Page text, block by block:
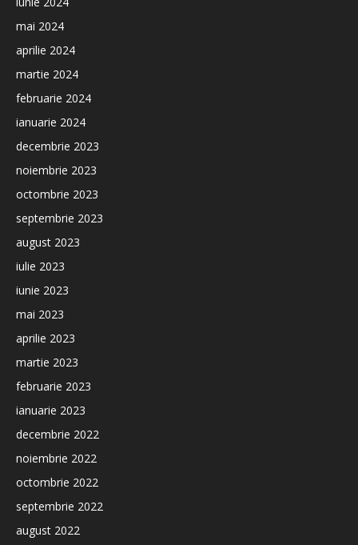
mai 2024
aprilie 2024
martie 2024
februarie 2024
ianuarie 2024
decembrie 2023
noiembrie 2023
octombrie 2023
septembrie 2023
august 2023
iulie 2023
iunie 2023
mai 2023
aprilie 2023
martie 2023
februarie 2023
ianuarie 2023
decembrie 2022
noiembrie 2022
octombrie 2022
septembrie 2022
august 2022